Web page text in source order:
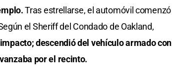
Tras estrellarse, el automóvil comenzó
el Sheriff del Condado de Oakland,
descendió del vehículo armado con
por el recinto.